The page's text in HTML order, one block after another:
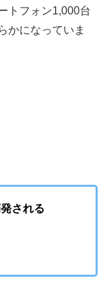
トフォン1,000台
かになっていま
される